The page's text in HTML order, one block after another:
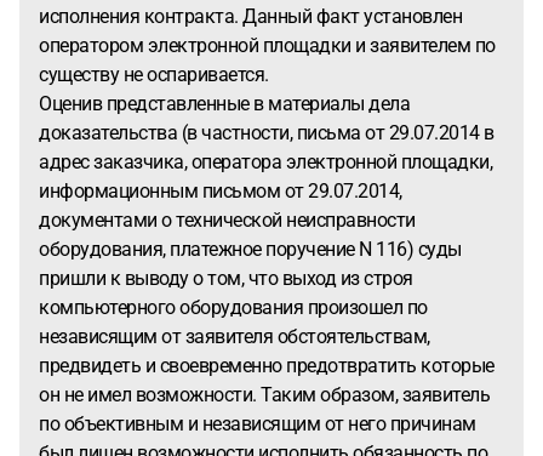
исполнения контракта. Данный факт установлен
оператором электронной площадки и заявителем по
существу не оспаривается.
Оценив представленные в материалы дела
доказательства (в частности, письма от 29.07.2014 в
адрес заказчика, оператора электронной площадки,
информационным письмом от 29.07.2014,
документами о технической неисправности
оборудования, платежное поручение N 116) суды
пришли к выводу о том, что выход из строя
компьютерного оборудования произошел по
независящим от заявителя обстоятельствам,
предвидеть и своевременно предотвратить которые
он не имел возможности. Таким образом, заявитель
по объективным и независящим от него причинам